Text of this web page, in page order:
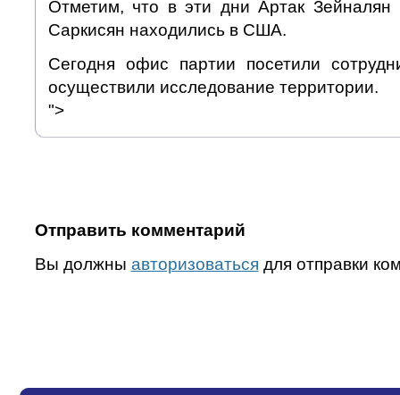
Отметим, что в эти дни Артак
Саркисян находились в США.
Сегодня офис партии посетили
осуществили исследование территории.
">
Отправить комментарий
Вы должны авторизоваться для отправки